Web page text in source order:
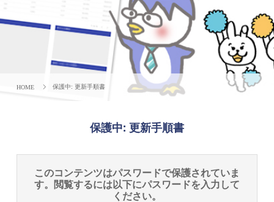
保護中: 更新手順書
保護中: 更新手順書
このコンテンツはパスワードで保護されていま
す。閲覧するには以下にパスワードを入力して
ください。